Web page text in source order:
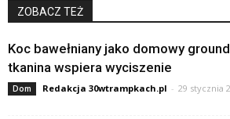
ZOBACZ TEŻ
Koc bawełniany jako domowy
tkanina wspiera wyciszenie
Dom Redakcja 30wtrampkach.pl - 29 stycznia